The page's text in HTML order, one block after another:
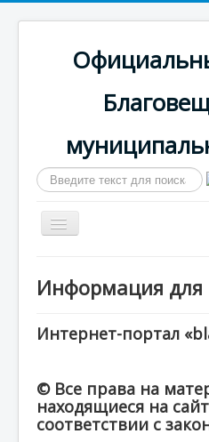
Искать...
Включить/
выключить
Сайт округа
Календарь выпусков
Информация для
Интернет-портал
© Все права на
находящиеся на
соответствии с